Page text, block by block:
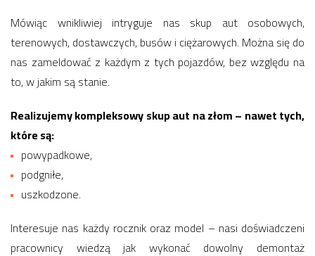
Mówiąc wnikliwiej intryguje nas skup aut osobowych,
terenowych, dostawczych, busów i ciężarowych. Można się do
nas zameldować z każdym z tych pojazdów, bez względu na
to, w jakim są stanie.
Realizujemy kompleksowy skup aut na złom – nawet tych,
które są:
powypadkowe,
podgniłe,
uszkodzone.
Interesuje nas każdy rocznik oraz model – nasi doświadczeni
pracownicy wiedzą jak wykonać dowolny demontaż